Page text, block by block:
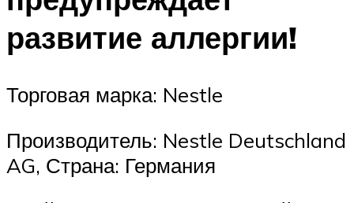
развитие аллергии!
Торговая марка: Nestle
Производитель: Nestle Deutschland
AG, Страна: Германия